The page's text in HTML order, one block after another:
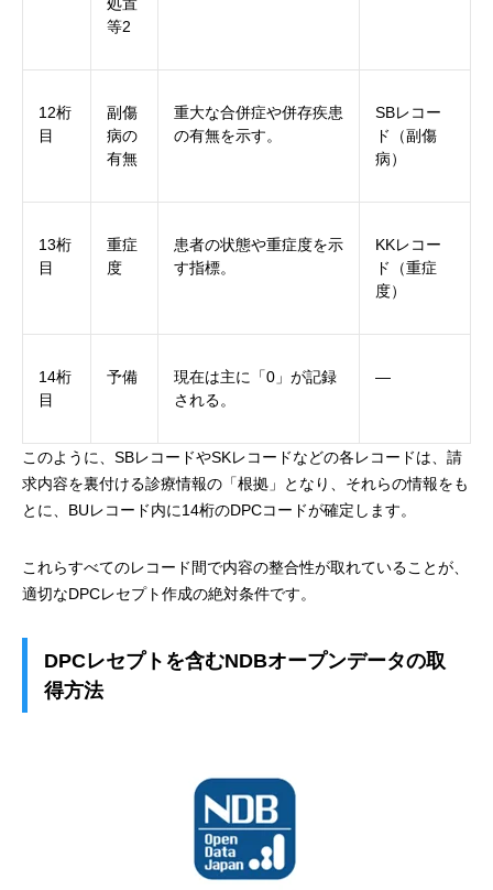
等2
12桁
目
副傷
病の
有無
重大な合併症や併存疾患
の有無を示す。
SBレコー
ド（副傷
病）
13桁
目
重症
度
患者の状態や重症度を示
す指標。
KKレコー
ド（重症
度）
14桁
目
予備
現在は主に「0」が記録
される。
―
このように、SBレコードやSKレコードなどの各レコードは、請
求内容を裏付ける診療情報の「根拠」となり、それらの情報をも
とに、BUレコード内に14桁のDPCコードが確定します。
これらすべてのレコード間で内容の整合性が取れていることが、
適切なDPCレセプト作成の絶対条件です。
DPCレセプトを含むNDBオープンデータの取
得方法